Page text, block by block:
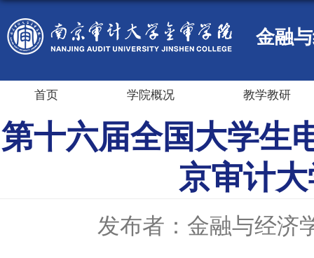
金融
首页 学院概况 教学教研
第十六届全国大学生
京审计
发布者：金融与经济